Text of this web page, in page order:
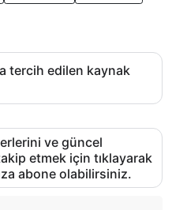
tercih edilen kaynak
ve güncel
etmek için tıklayarak
abone olabilirsiniz.